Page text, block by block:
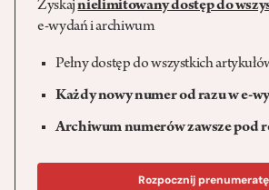
Zyskajnielimitowany dostęp do
e-wydań i archiwum
Pełny dostęp do wszystkich
Każdy nowy numer od razu w e-
Archiwum numerów zawsze pod
Rozpocznij prenumeratę